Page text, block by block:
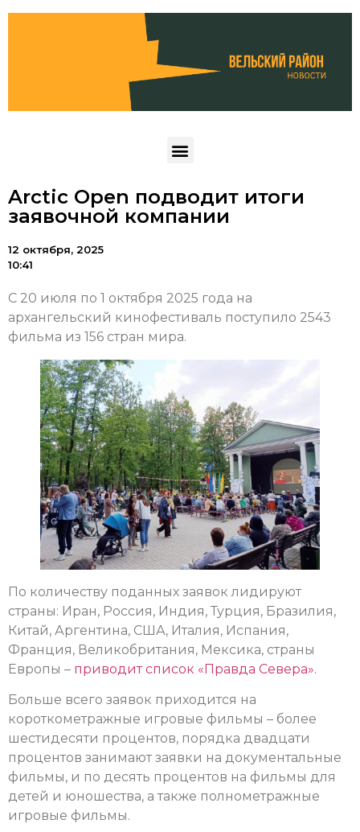
Arctic Open подводит итоги
заявочной компании
12 октября, 2025
10:41
С 20 июля по 1 октября 2025 года на
архангельский кинофестиваль поступило 2543
фильма из 156 стран мира.
По количеству поданных заявок лидируют
страны: Иран, Россия, Индия, Турция, Бразилия,
Китай, Аргентина, США, Италия, Испания,
Франция, Великобритания, Мексика, страны
Европы – приводит список «Правда Севера».
Больше всего заявок приходится на
короткометражные игровые фильмы – более
шестидесяти процентов, порядка двадцати
процентов занимают заявки на документальные
фильмы, и по десять процентов на фильмы для
детей и юношества, а также полнометражные
игровые фильмы.